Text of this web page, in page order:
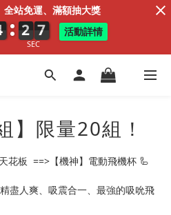
】限量20組！
花板  ==>【機神】電動飛機杯 🦾
盡人爽、吸震合一、最強的吸吮飛
全站免運、滿額抽大獎
2
3
2 4
5
4
SEC
活動詳情